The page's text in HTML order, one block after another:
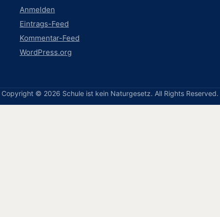
Anmelden
Eintrags-Feed
Kommentar-Feed
WordPress.org
Copyright © 2026 Schule ist kein Naturgesetz. All Rights Reserved.